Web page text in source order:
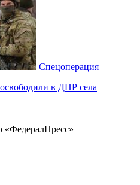
Спецоперация
в ДНР села
«ФедералПресс»